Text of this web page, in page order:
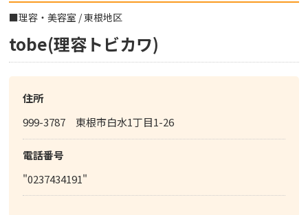
■理容・美容室 /東根地区
tobe(理容トビカワ)
住所
999-3787 東根市白水1丁目1-26
電話番号
"0237434191"